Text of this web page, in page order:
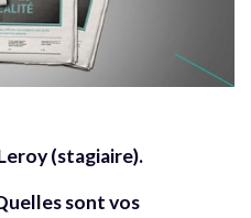
(stagiaire).
sont vos